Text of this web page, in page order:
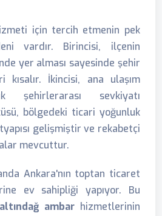
için tercih etmenin pek
vardır. Birincisi, ilçenin
yer alması sayesinde şehir
kısalır. İkincisi, ana ulaşım
şehirlerarası sevkiyatı
bölgedeki ticari yoğunluk
gelişmiştir ve rekabetçi
mevcuttur.
Ankara'nın toptan ticaret
ev sahipliği yapıyor. Bu
altındağ ambarhizmetlerinin